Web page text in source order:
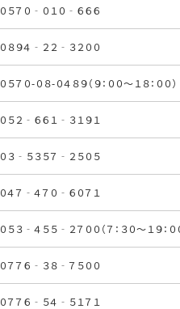
０５７０‐０１０‐６６６
０８９４‐２２‐３２００
０５７０-０８-０４８９（９：００～１８：００）
０５２‐６６１‐３１９１
０３‐５３５７‐２５０５
０４７‐４７０‐６０７１
０５３‐４５５‐２７００（７：３０～１９：０
０７７６‐３８‐７５００
０７７６‐５４‐５１７１